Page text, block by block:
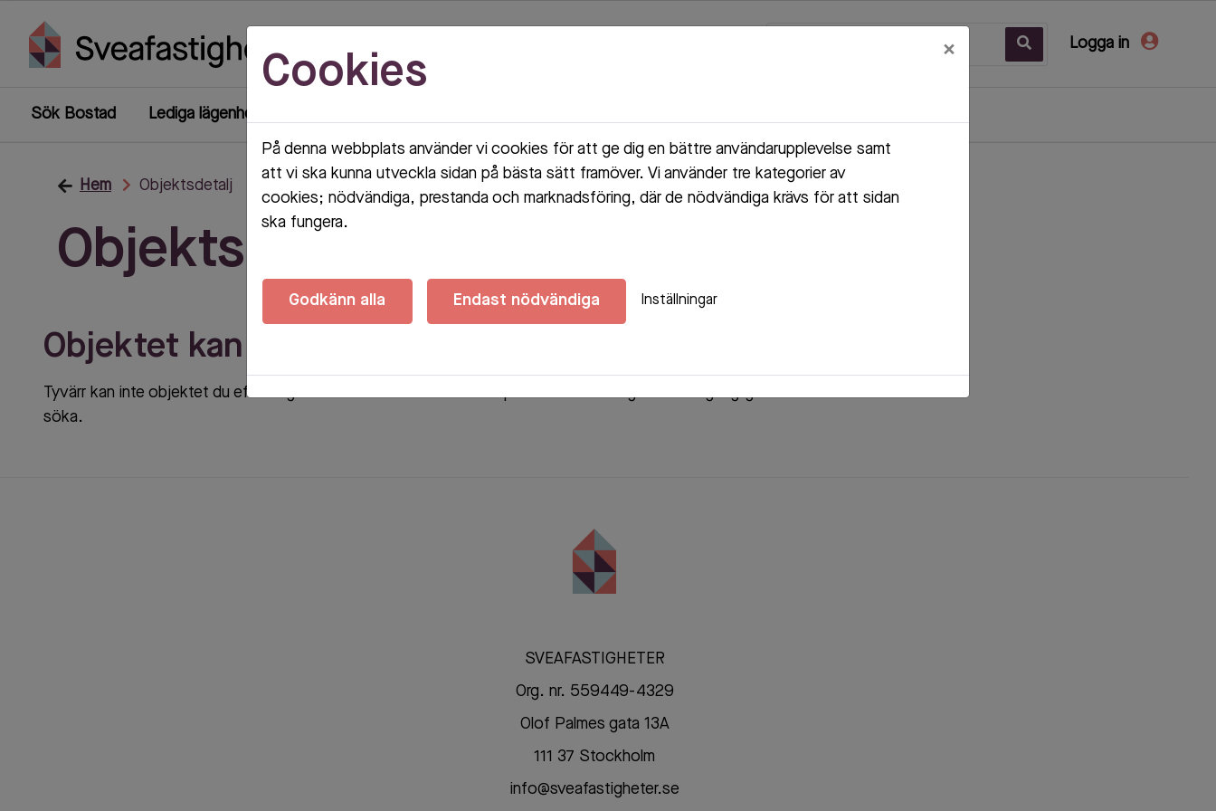
Logga in
Sök Bostad Lediga lägenheter
Hem Objektsdetalj
Objektsdetalj
Objektet kan ej visas
Tyvärr kan inte objektet du efterfrågade visas. Det kan t.ex. bero på att det inte längre finns tillgängligt att
söka.
SVEAFASTIGHETER
Org. nr. 559449-4329
Olof Palmes gata 13A
111 37 Stockholm
info@sveafastigheter.se
Cookies ×
På denna webbplats använder vi cookies för att ge dig en bättre användarupplevelse samt
att vi ska kunna utveckla sidan på bästa sätt framöver. Vi använder tre kategorier av
cookies; nödvändiga, prestanda och marknadsföring, där de nödvändiga krävs för att sidan
ska fungera.
Godkänn alla Endast nödvändiga Inställningar